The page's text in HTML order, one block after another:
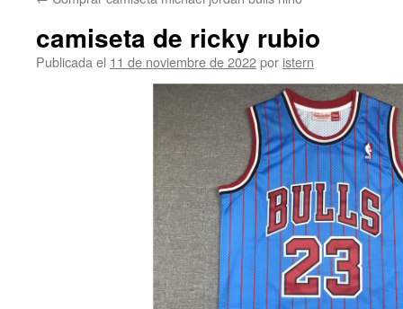
camiseta de ricky rubio
Publicada el 11 de noviembre de 2022por istern